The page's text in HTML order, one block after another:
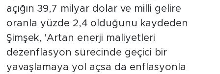
açığın 39,7 milyar dolar ve milli gelire
oranla yüzde 2,4 olduğunu kaydeden
Şimşek, 'Artan enerji maliyetleri
dezenflasyon sürecinde geçici bir
yavaşlamaya yol açsa da enflasyonla